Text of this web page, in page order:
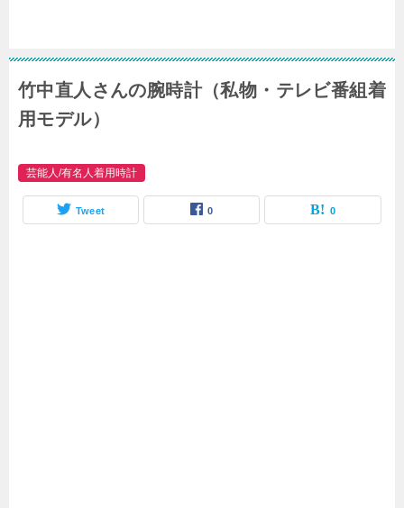
竹中直人さんの腕時計（私物・テレビ番組着
用モデル）
芸能人/有名人着用時計
Tweet 0 0